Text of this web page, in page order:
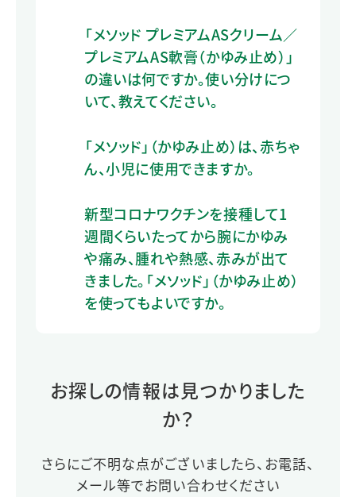
「メソッド プレミアムASクリーム／
プレミアムAS軟膏（かゆみ止め）」
の違いは何ですか。使い分けにつ
いて、教えてください。
「メソッド」（かゆみ止め）は、赤ちゃ
ん、小児に使用できますか。
新型コロナワクチンを接種して1
週間くらいたってから腕にかゆみ
や痛み、腫れや熱感、赤みが出て
きました。「メソッド」（かゆみ止め）
を使ってもよいですか。
お探しの情報は見つかりました
か？
さらにご不明な点がございましたら、お電話、
メール等でお問い合わせください